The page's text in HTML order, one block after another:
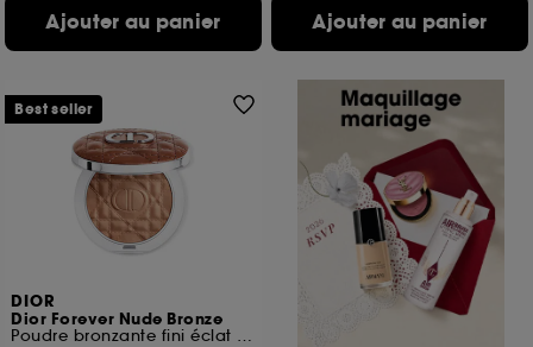
Ajouter au panier Ajouter au panier
DIOR
Dior Forever Nude Bronze
Poudre bronzante fini éclat naturel ou mat
Best seller